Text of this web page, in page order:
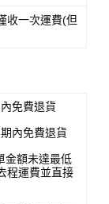
收一次運費(但
免費退貨
內免費退貨
金額未達最低
程運費並直接